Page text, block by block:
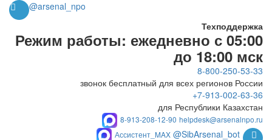
@arsenal_npo
Техподдержка
Режим работы: ежедневно с 05:00
до 18:00 мск
8-800-250-53-33
звонок бесплатный для всех регионов России
+7-913-002-63-36
для Республики Казахстан
8-913-208-12-90 helpdesk@arsenalnpo.ru
Ассистент_MAX @SibArsenal_bot